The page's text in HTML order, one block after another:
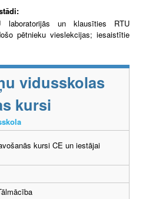
laboratorijās un klausīties RTU
pētnieku vieslekcijas; iesaistītie
vidusskolas
kursi
kursi CE un iestājai